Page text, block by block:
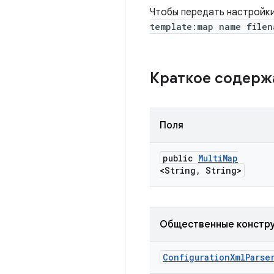
Чтобы передать
template:map name
Краткое
Поля
public MultiMap
<String , String>
Общественные
ConfigurationXml